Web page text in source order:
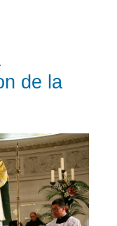
de la